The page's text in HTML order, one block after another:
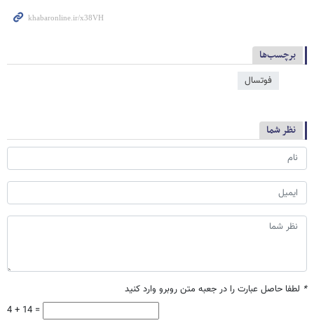
برچسب‌ها
فوتسال
نظر شما
* لطفا حاصل عبارت را در جعبه متن روبرو وارد کنید
4 + 14 =